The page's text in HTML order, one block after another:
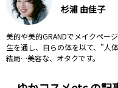
杉浦 由佳子
美的や美的GRANDでメイクペー
生を通し、自らの体を以て、”人
結局…美容な、オタクです。